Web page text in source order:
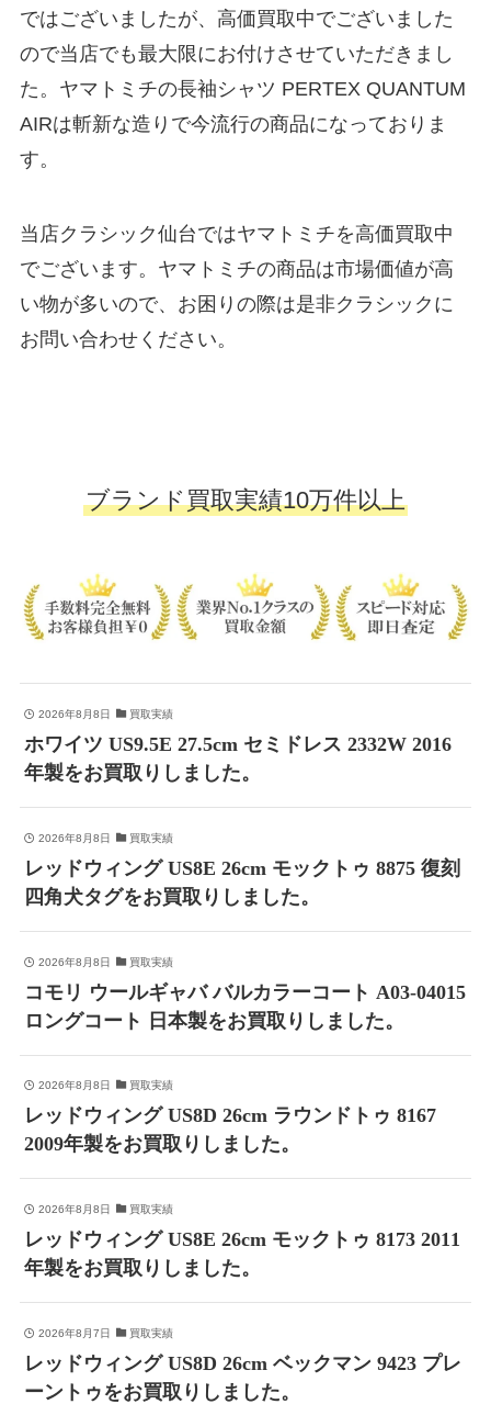
ではございましたが、高価買取中でございました
ので当店でも最大限にお付けさせていただきまし
た。ヤマトミチの長袖シャツ PERTEX QUANTUM
AIRは斬新な造りで今流行の商品になっておりま
す。
当店クラシック仙台ではヤマトミチを高価買取中
でございます。ヤマトミチの商品は市場価値が高
い物が多いので、お困りの際は是非クラシックに
お問い合わせください。
ブランド買取実績10万件以上
2026年8月8日 買取実績
ホワイツ US9.5E 27.5cm セミドレス 2332W 2016
年製をお買取りしました。
2026年8月8日 買取実績
レッドウィング US8E 26cm モックトゥ 8875 復刻
四角犬タグをお買取りしました。
2026年8月8日 買取実績
コモリ ウールギャバ バルカラーコート A03-04015
ロングコート 日本製をお買取りしました。
2026年8月8日 買取実績
レッドウィング US8D 26cm ラウンドトゥ 8167
2009年製をお買取りしました。
2026年8月8日 買取実績
レッドウィング US8E 26cm モックトゥ 8173 2011
年製をお買取りしました。
2026年8月7日 買取実績
レッドウィング US8D 26cm ベックマン 9423 プレ
ーントゥをお買取りしました。